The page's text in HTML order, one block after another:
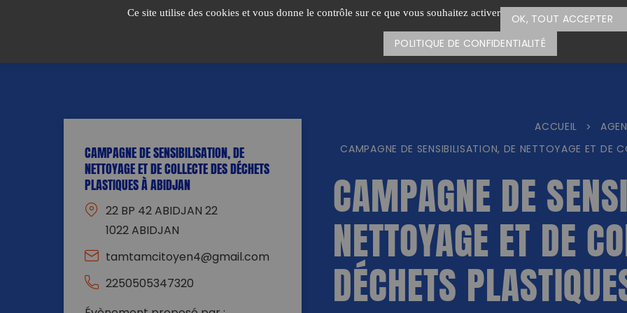
Ce site utilise des cookies et vous donne le contrôle sur ce que vous souhaitez activer OK, TOUT ACCEPTER
POLITIQUE DE CONFIDENTIALITÉ
ACCUEIL >
CAMPAGNE DE SENSIBILISATION, DE NETTOYAGE ET DE
CAMPAGNE DE
NETTOYAGE ET DE
DÉCHETS
CAMPAGNE DE SENSIBILISATION, DE
NETTOYAGE ET DE COLLECTE DES DÉCHETS
PLASTIQUES À ABIDJAN
22 BP 42 ABIDJAN 22
1022 ABIDJAN
tamtamcitoyen4@gmail.com
2250505347320